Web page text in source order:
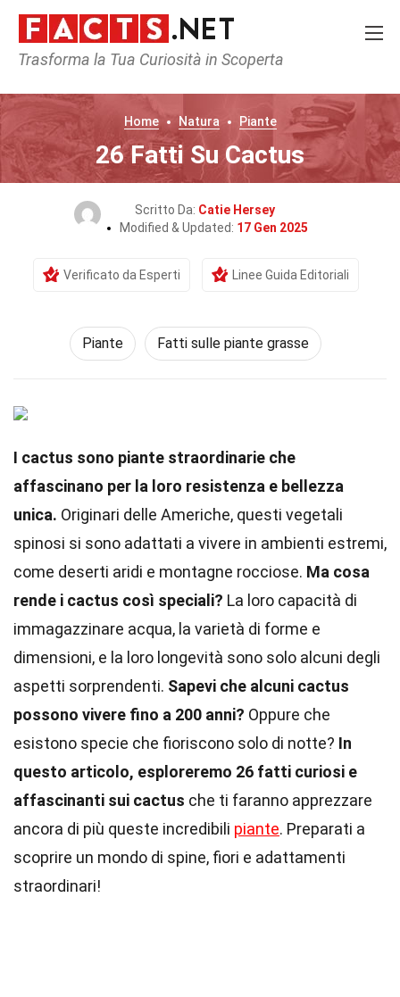
Trasforma la Tua Curiosità in Scoperta
Home Natura Piante
26 Fatti Su Cactus
Scritto Da: Catie Hersey
Modified & Updated: 17 Gen 2025
Verificato da Esperti Linee Guida Editoriali
Piante Fatti sulle piante grasse
I cactus sono piante straordinarie che
affascinano per la loro resistenza e bellezza
unica. Originari delle Americhe, questi vegetali
spinosi si sono adattati a vivere in ambienti estremi,
come deserti aridi e montagne rocciose. Ma cosa
rende i cactus così speciali? La loro capacità di
immagazzinare acqua, la varietà di forme e
dimensioni, e la loro longevità sono solo alcuni degli
aspetti sorprendenti. Sapevi che alcuni cactus
possono vivere fino a 200 anni? Oppure che
esistono specie che fioriscono solo di notte? In
questo articolo, esploreremo 26 fatti curiosi e
affascinanti sui cactus che ti faranno apprezzare
ancora di più queste incredibili piante. Preparati a
scoprire un mondo di spine, fiori e adattamenti
straordinari!